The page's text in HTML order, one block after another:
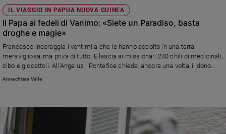
IL VIAGGIO IN PAPUA NUOVA GUINEA
Il Papa ai fedeli di Vanimo: «Siete un Paradiso, basta
droghe e magie»
Francesco incoraggia i ventimila che lo hanno accolto in una terra
meravigliosa, ma priva di tutto. E lascia ai missionari 240 chili di medicinali,
cibo e giocattoli. All'Angelus i Pontefice chiede, ancora una volta, il dono
della pace
Annachiara Valle